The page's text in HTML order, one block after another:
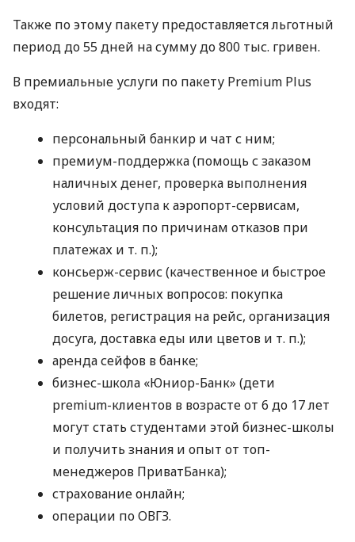
Также по этому пакету предоставляется льготный
период до 55 дней на сумму до 800 тыс. гривен.
В премиальные услуги по пакету Premium Plus
входят:
персональный банкир и чат с ним;
премиум-поддержка (помощь с заказом
наличных денег, проверка выполнения
условий доступа к аэропорт-сервисам,
консультация по причинам отказов при
платежах и т. п.);
консьерж-сервис (качественное и быстрое
решение личных вопросов: покупка
билетов, регистрация на рейс, организация
досуга, доставка еды или цветов и т. п.);
аренда сейфов в банке;
бизнес-школа «Юниор-Банк» (дети
premium-клиентов в возрасте от 6 до 17 лет
могут стать студентами этой бизнес-школы
и получить знания и опыт от топ-
менеджеров ПриватБанка);
страхование онлайн;
операции по ОВГЗ.